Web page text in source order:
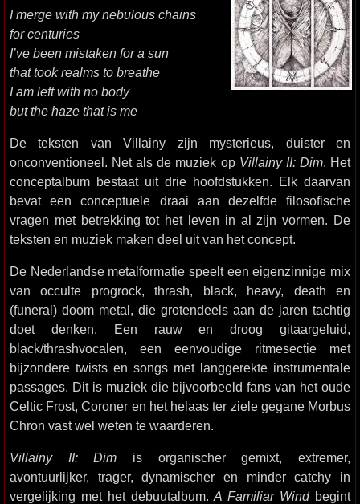
I merge with my nebulous chains
for centuries
I’ve been mistaken for a sun
that took realms to breathe
I am left with no body
but the haze that is me
De teksten van Villainy zijn mysterieus, duister en
onconventioneel. Net als de muziek op Villainy II: Dim. Het
conceptalbum bestaat uit drie hoofdstukken. Elk daarvan
bevat een conceptuele draai aan dezelfde filosofische
vragen met betrekking tot het leven in al zijn vormen. De
teksten en muziek maken deel uit van het concept.
De Nederlandse metalformatie speelt een eigenzinnige mix
van occulte progrock, thrash, black, heavy, death en
(funeral) doom metal, die grotendeels aan de jaren tachtig
doet denken. Een rauw en droog gitaargeluid,
black/thrashvocalen, een eenvoudige ritmesectie met
bijzondere twists en songs met langgerekte instrumentale
passages. Dit is muziek die bijvoorbeeld fans van het oude
Celtic Frost, Coroner en het helaas ter ziele gegane Morbus
Chron vast wel weten te waarderen.
Villainy II: Dim is organischer gemixt, extremer,
avontuurlijker, trager, dynamischer en minder catchy in
vergelijking met het debuutalbum.A Familiar Windbegint